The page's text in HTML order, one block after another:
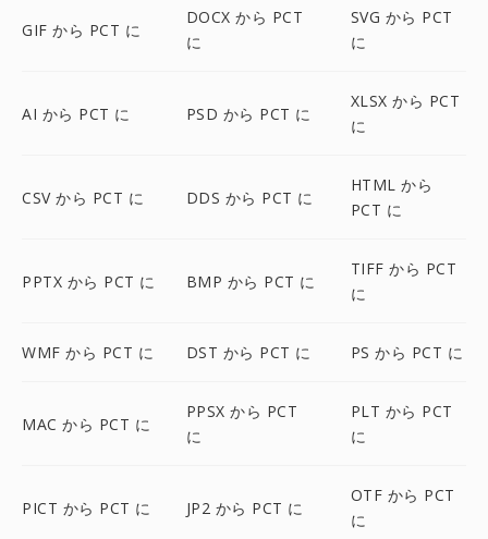
GIF から PCT に
DOCX から PCT
に
SVG から PCT
に
AI から PCT に PSD から PCT に
XLSX から PCT
に
CSV から PCT に DDS から PCT に
HTML から
PCT に
PPTX から PCT に BMP から PCT に
TIFF から PCT
に
WMF から PCT に DST から PCT に PS から PCT に
MAC から PCT に
PPSX から PCT
に
PLT から PCT
に
PICT から PCT に JP2 から PCT に
OTF から PCT
に